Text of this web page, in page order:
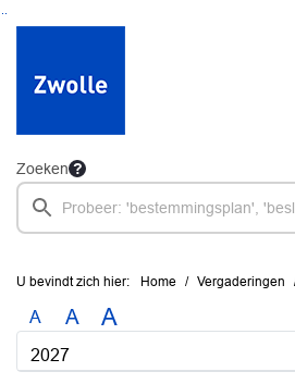
Ga naar de inhoud van deze pagina
Ga naar het zoeken
Ga naar het menu
Zoeken
U bevindt zich hier: Home Vergaderingen
A A A
2027